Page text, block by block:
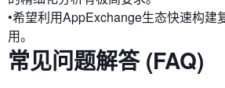
•希望利用AppExchange生态快速构建
用。
常见问题解答 (FAQ)